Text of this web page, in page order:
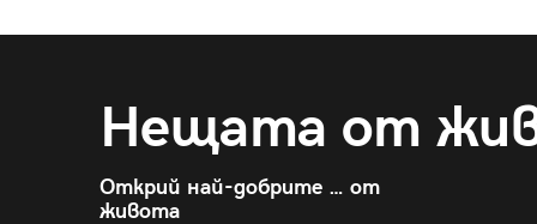
Нещата от
Открий най-добрите … от
живота